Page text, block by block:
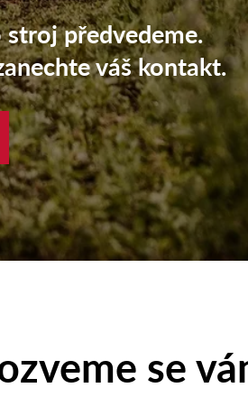
předvedeme.
váš kontakt.
se